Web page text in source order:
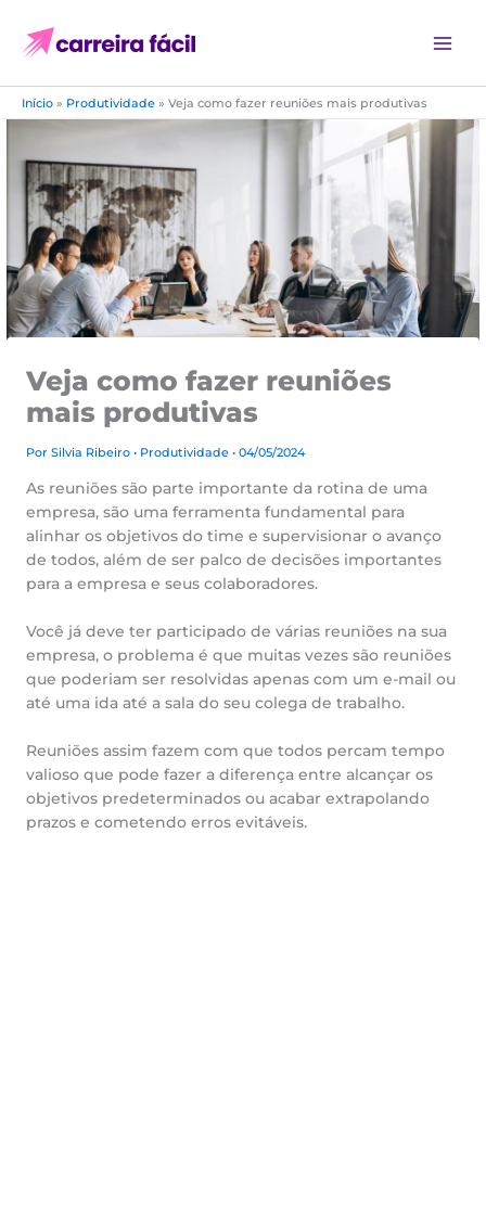
para
conteúdo
Início » Produtividade » Veja como fazer reuniões mais produtivas
Veja como fazer reuniões
mais produtivas
Por Silvia Ribeiro • Produtividade • 04/05/2024
As reuniões são parte importante da rotina de uma
empresa, são uma ferramenta fundamental para
alinhar os objetivos do time e supervisionar o avanço
de todos, além de ser palco de decisões importantes
para a empresa e seus colaboradores.
Você já deve ter participado de várias reuniões na sua
empresa, o problema é que muitas vezes são reuniões
que poderiam ser resolvidas apenas com um e-mail ou
até uma ida até a sala do seu colega de trabalho.
Reuniões assim fazem com que todos percam tempo
valioso que pode fazer a diferença entre alcançar os
objetivos predeterminados ou acabar extrapolando
prazos e cometendo erros evitáveis.